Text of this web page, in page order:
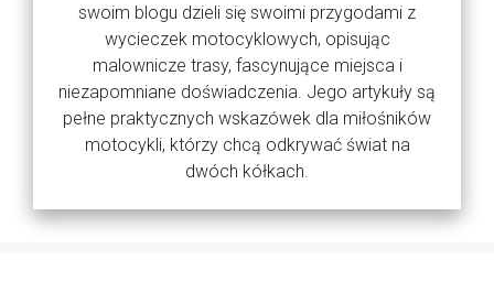
swoim blogu dzieli się swoimi przygodami z
wycieczek motocyklowych, opisując
malownicze trasy, fascynujące miejsca i
niezapomniane doświadczenia. Jego artykuły są
pełne praktycznych wskazówek dla miłośników
motocykli, którzy chcą odkrywać świat na
dwóch kółkach.